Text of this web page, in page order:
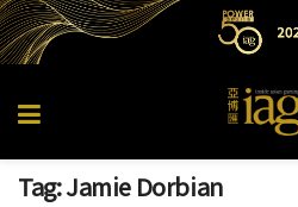
Tag:Jamie Dorbian